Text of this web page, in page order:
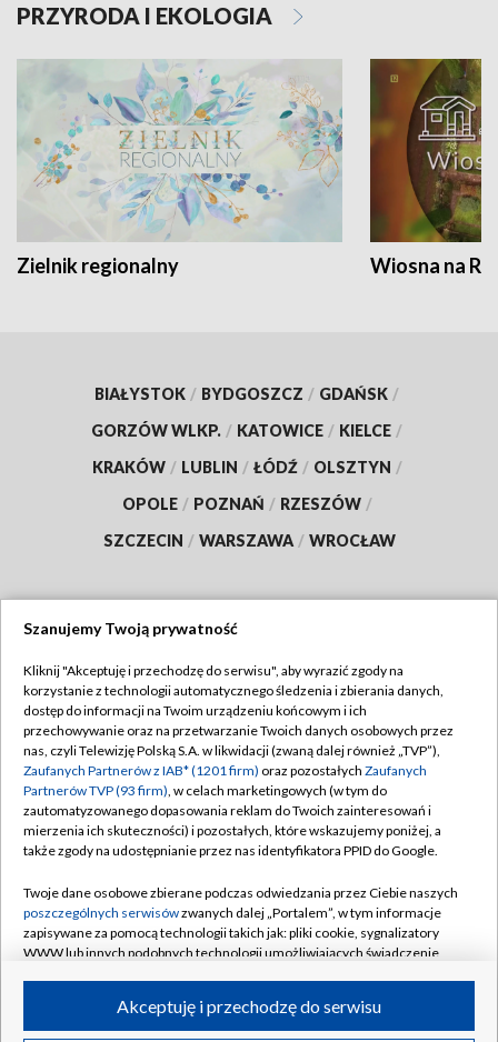
PRZYRODA I EKOLOGIA
Zielnik regionalny Wiosna na
BIAŁYSTOK / BYDGOSZCZ / GDAŃSK /
GORZÓW WLKP. / KATOWICE / KIELCE /
KRAKÓW / LUBLIN / ŁÓDŹ / OLSZTYN /
OPOLE / POZNAŃ / RZESZÓW /
SZCZECIN / WARSZAWA / WROCŁAW
TVP
Abonament TVP
Emisja w TVP
Centrum informacji TVP
Naziemna Telewizja Cyfrowa
Rada Programowa
System NOS
Informacje o nadawcy
Program dla prasy
Regulamin TVP
Polityka prywatności
Moje zgody
Pomoc
Kontakt
Kanały
Szanujemy Twoją prywatność
Kliknij "Akceptuję i przechodzę do serwisu", aby wyrazić zgody na
korzystanie z technologii automatycznego śledzenia i zbierania danych,
dostęp do informacji na Twoim urządzeniu końcowym i ich
przechowywanie oraz na przetwarzanie Twoich danych osobowych przez
nas, czyli Telewizję Polską S.A. w likwidacji (zwaną dalej również „TVP”),
Zaufanych Partnerów z IAB* (1201 firm) oraz pozostałych Zaufanych
Partnerów TVP (93 firm), w celach marketingowych (w tym do
zautomatyzowanego dopasowania reklam do Twoich zainteresowań i
mierzenia ich skuteczności) i pozostałych, które wskazujemy poniżej, a
także zgody na udostępnianie przez nas identyfikatora PPID do Google.
Twoje dane osobowe zbierane podczas odwiedzania przez Ciebie naszych
poszczególnych serwisówzwanych dalej „Portalem”, w tym informacje
zapisywane za pomocą technologii takich jak: pliki cookie, sygnalizatory
WWW lub innych podobnych technologii umożliwiających świadczenie
ruchu w Internecie.Akceptuję i przechodzę do serwisu